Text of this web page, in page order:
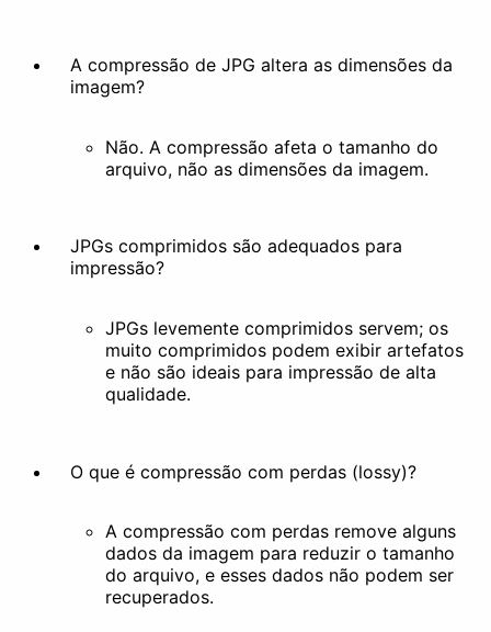
A compressão de JPG altera as dimensões da
imagem?
Não. A compressão afeta o tamanho do
arquivo, não as dimensões da imagem.
JPGs comprimidos são adequados para
impressão?
JPGs levemente comprimidos servem; os
muito comprimidos podem exibir artefatos
e não são ideais para impressão de alta
qualidade.
O que é compressão com perdas (lossy)?
A compressão com perdas remove alguns
dados da imagem para reduzir o tamanho
do arquivo, e esses dados não podem ser
recuperados.